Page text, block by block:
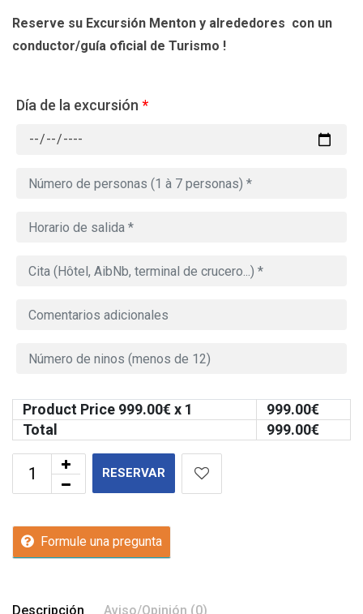
Reserve su Excursión Menton y alrededores con un
conductor/guía oficial de Turismo !
Día de la excursión *
Product Price 999.00€ x 1 999.00€
Total
999.00€
RESERVAR
Formule una pregunta
Descripción Aviso/Opinión (0)